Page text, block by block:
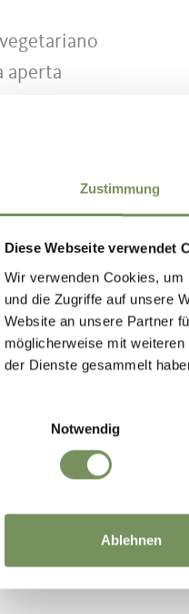
Zustimmung
Diese Webseite verwendet
Wir verwenden Cookies,
und die Zugriffe auf unsere
Website an unsere Partner
möglicherweise mit
der Dienste gesammelt
Notwendig
Ablehnen
aperta
altoatesine
di produzione
delle erbe
Sostenibilità Alto
IL